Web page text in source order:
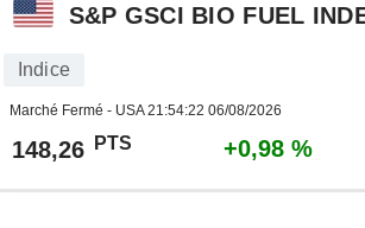
S&P GSCI BIO FUEL
Indice
Marché Fermé - USA21:54:22 06/08/2026
148,26 PTS +0,98 %